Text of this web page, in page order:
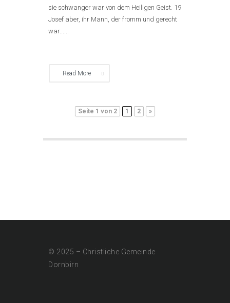
sie schwanger war von dem Heiligen Geist. 19
Josef aber, ihr Mann, der fromm und gerecht
war......
Read More
Seite 1 von 2 1 2 »
© 2025 – Christliche Gemeinde
Dornbirn